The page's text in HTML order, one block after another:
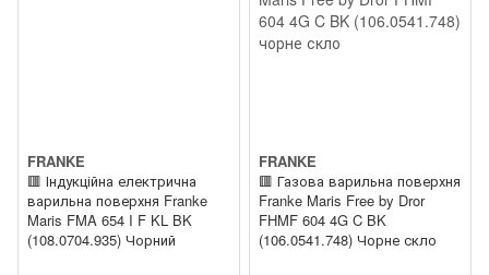
FRANKE
🟥 Індукційна електрична
варильна поверхня Franke
Maris FMA 654 I F KL BK
(108.0704.935) Чорний
FRANKE
🟥 Газова варильна поверхня
Franke Maris Free by Dror
FHMF 604 4G C BK
(106.0541.748) Чорне скло